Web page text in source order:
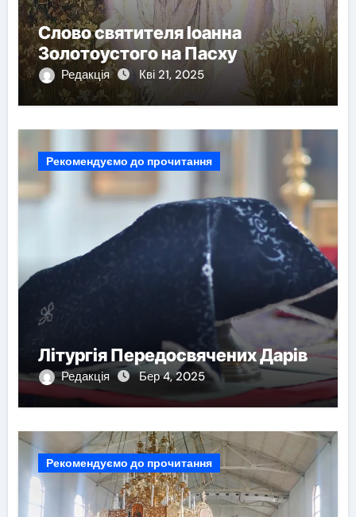
Слово святителя Іоанна
Золотоустого на Пасху
Редакція Кві 21, 2025
Рекомендуємо до прочитання
Літургія Передосвячених Дарів
Редакція Бер 4, 2025
Рекомендуємо до прочитання